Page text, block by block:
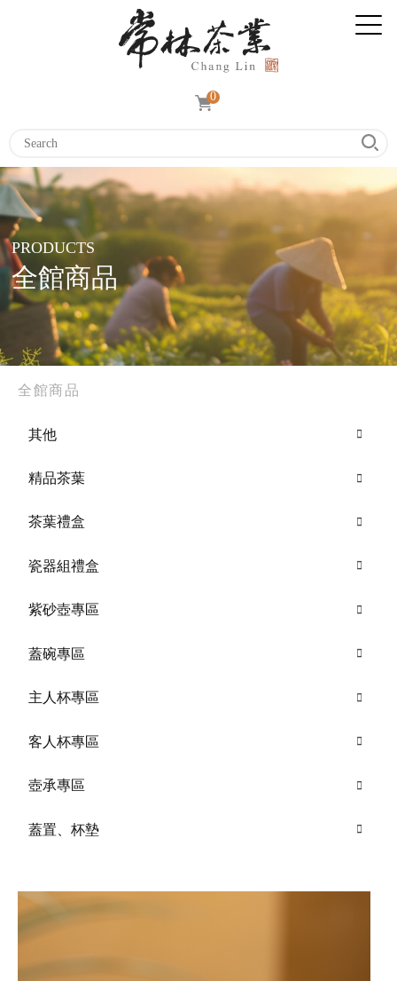
0
全館商品
PRODUCTS
全館商品
其他
精品茶葉
茶葉禮盒
瓷器組禮盒
紫砂壺專區
蓋碗專區
主人杯專區
客人杯專區
壺承專區
蓋置、杯墊